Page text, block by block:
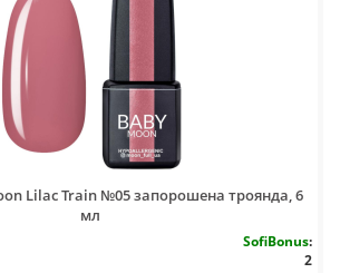
Lilac Train №05 запорошена троянда, 6
мл
SofiBonus:
2